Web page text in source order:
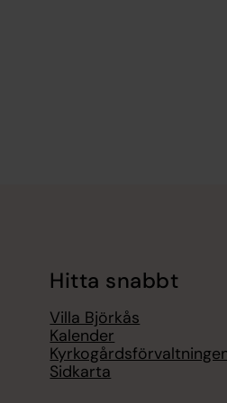
Hitta snabbt
Villa Björkås
Kalender
Sidkarta